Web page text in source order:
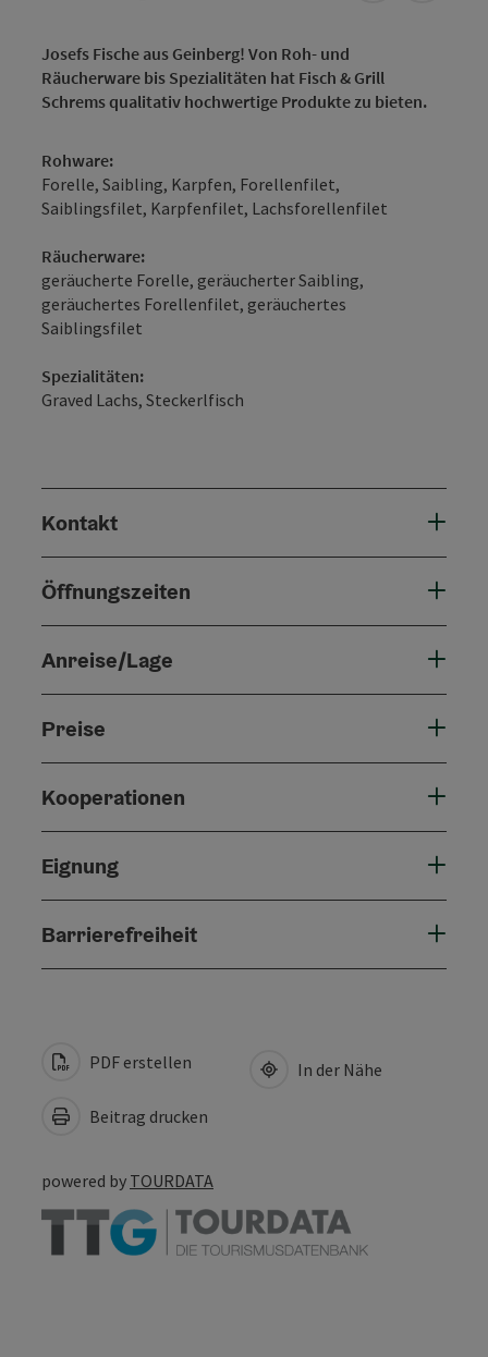
Josefs Fische aus Geinberg! Von Roh- und
Räucherware bis Spezialitäten hat Fisch & Grill
Schrems qualitativ hochwertige Produkte zu bieten.
Rohware:
Forelle, Saibling, Karpfen, Forellenfilet,
Saiblingsfilet, Karpfenfilet, Lachsforellenfilet
Räucherware:
geräucherte Forelle, geräucherter Saibling,
geräuchertes Forellenfilet, geräuchertes
Saiblingsfilet
Spezialitäten:
Graved Lachs, Steckerlfisch
Kontakt
Öffnungszeiten
Anreise/Lage
Preise
Kooperationen
Eignung
Barrierefreiheit
PDF erstellen
Beitrag drucken
In der Nähe
powered by TOURDATA